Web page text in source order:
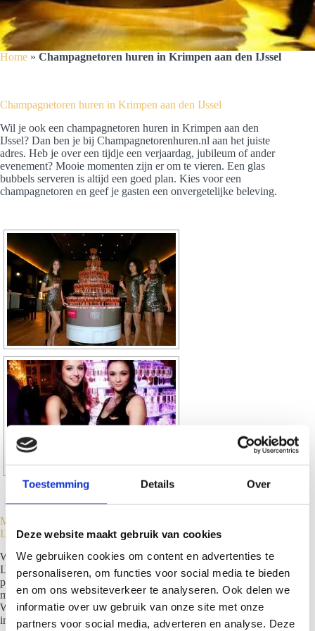
Toestemming Details Over
Deze website maakt gebruik van cookies
We gebruiken cookies om content en advertenties te
personaliseren, om functies voor social media te bieden
en om ons websiteverkeer te analyseren. Ook delen we
informatie over uw gebruik van onze site met onze
partners voor social media, adverteren en analyse. Deze
Home » Champagnetoren huren in Krimpen aan den IJssel
Champagnetoren huren in Krimpen aan den IJssel
Wil je ook een champagnetoren huren in Krimpen aan den
IJssel? Dan ben je bij Champagnetorenhuren.nl aan het juiste
adres. Heb je over een tijdje een verjaardag, jubileum of ander
evenement? Mooie momenten zijn er om te vieren. Een glas
bubbels serveren is altijd een goed plan. Kies voor een
champagnetoren en geef je gasten een onvergetelijke beleving.
Mogelijkheden champagnetoren huren in Krimpen aan den
IJssel
Wil je ook een champagnetoren huren in Krimpen aan den
IJssel? Dan zijn er veel opties. Bekijk of je wilt gaan voor de
premium tower of de grand tower. Per champagnetoren is het
mogelijk om deze helemaal naar jouw wens aan te kleden.
Wat je wensen ook zijn: we spelen hier graag op in. Geef aan
in welke kleur je de toren wenst en welke kledingstukken we